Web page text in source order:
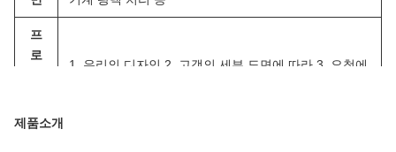
프
로
양
1. 우리의 디자인 2. 고객의 세부 도면에 따라 3. 요청에
제품소개